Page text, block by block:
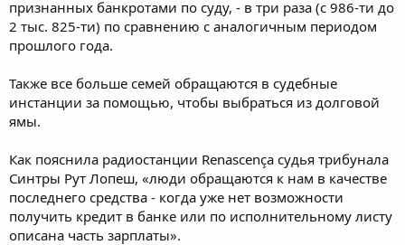
признанных банкротами по суду, - в три раза (c 986-ти до
2 тыс. 825-ти) по сравнению с аналогичным периодом
прошлого года.
Также все больше семей обращаются в судебные
инстанции за помощью, чтобы выбраться из долговой
ямы.
Как пояснила радиостанции Renascença судья трибунала
Синтры Рут Лопеш, «люди обращаются к нам в качестве
последнего средства - когда уже нет возможности
получить кредит в банке или по исполнительному листу
описана часть зарплаты».